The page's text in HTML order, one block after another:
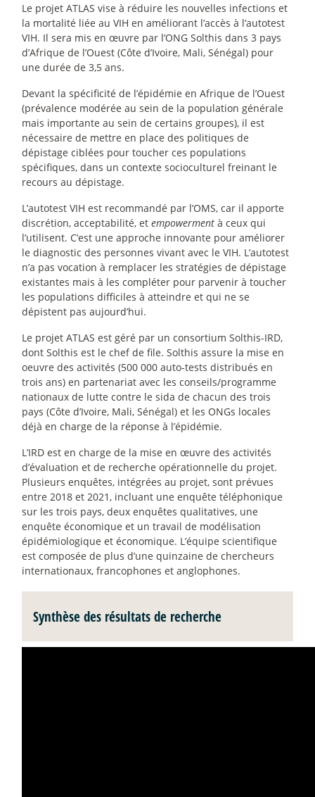
Le projet ATLAS vise à réduire les nouvelles infections et
la mortalité liée au VIH en améliorant l’accès à l’autotest
VIH. Il sera mis en œuvre par l’ONG Solthis dans 3 pays
d’Afrique de l’Ouest (Côte d’Ivoire, Mali, Sénégal) pour
une durée de 3,5 ans.
Devant la spécificité de l’épidémie en Afrique de l’Ouest
(prévalence modérée au sein de la population générale
mais importante au sein de certains groupes), il est
nécessaire de mettre en place des politiques de
dépistage ciblées pour toucher ces populations
spécifiques, dans un contexte socioculturel freinant le
recours au dépistage.
L’autotest VIH est recommandé par l’OMS, car il apporte
discrétion, acceptabilité, et empowerment à ceux qui
l’utilisent. C’est une approche innovante pour améliorer
le diagnostic des personnes vivant avec le VIH. L’autotest
n’a pas vocation à remplacer les stratégies de dépistage
existantes mais à les compléter pour parvenir à toucher
les populations difficiles à atteindre et qui ne se
dépistent pas aujourd’hui.
Le projet ATLAS est géré par un consortium Solthis-IRD,
dont Solthis est le chef de file. Solthis assure la mise en
oeuvre des activités (500 000 auto-tests distribués en
trois ans) en partenariat avec les conseils/programme
nationaux de lutte contre le sida de chacun des trois
pays (Côte d’Ivoire, Mali, Sénégal) et les ONGs locales
déjà en charge de la réponse à l’épidémie.
L’IRD est en charge de la mise en œuvre des activités
d’évaluation et de recherche opérationnelle du projet.
Plusieurs enquêtes, intégrées au projet, sont prévues
entre 2018 et 2021, incluant une enquête téléphonique
sur les trois pays, deux enquêtes qualitatives, une
enquête économique et un travail de modélisation
épidémiologique et économique. L’équipe scientifique
est composée de plus d’une quinzaine de chercheurs
internationaux, francophones et anglophones.
Synthèse des résultats de recherche